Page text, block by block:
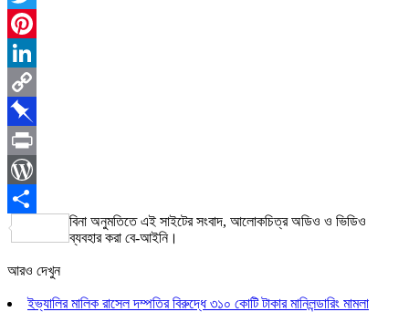
Twitter
Pinterest
LinkedIn
Copy
Link
Pinboard
Print
WordPress
Share
বিনা অনুমতিতে এই সাইটের সংবাদ, আলোকচিত্র অডিও ও ভিডিও
ব্যবহার করা বে-আইনি।
আরও দেখুন
ইভ্যালির মালিক রাসেল দম্পতির বিরুদ্ধে ৩১০ কোটি টাকার মানিলন্ডারিং মামলা